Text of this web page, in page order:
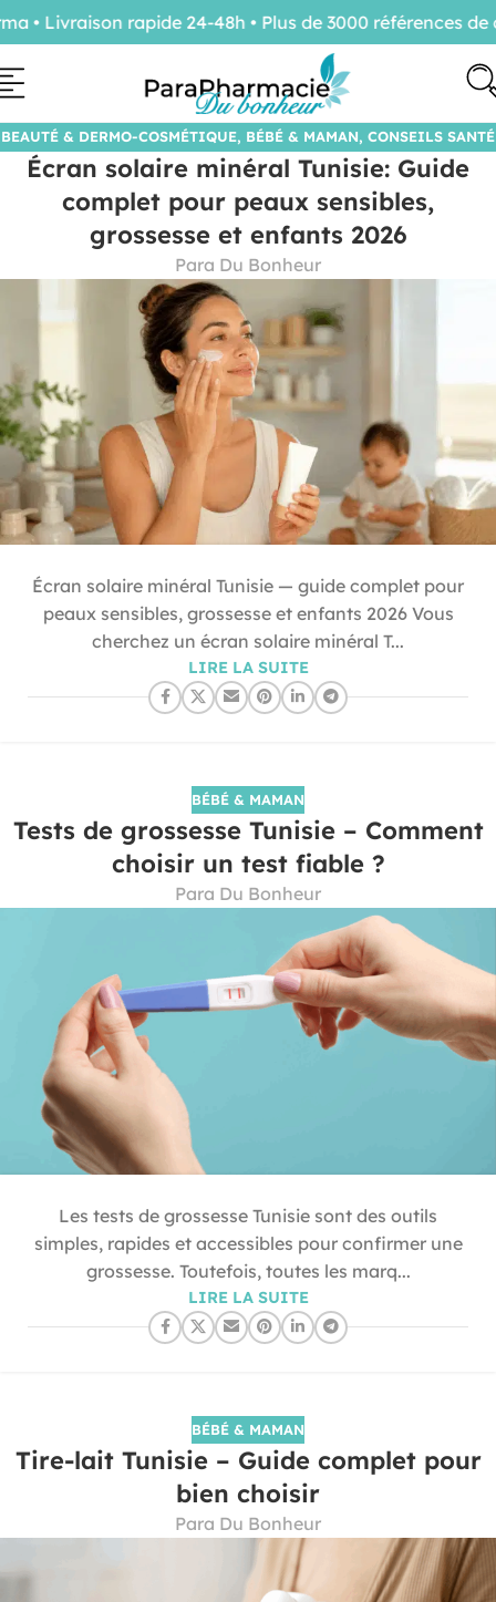
BEAUTÉ & DERMO-COSMÉTIQUE, BÉBÉ & MAMAN, CONSEILS SANTÉ
& ASTUCES
Écran solaire minéral Tunisie: Guide
complet pour peaux sensibles,
grossesse et enfants 2026
Para Du Bonheur
Écran solaire minéral Tunisie — guide complet pour
peaux sensibles, grossesse et enfants 2026 Vous
cherchez un écran solaire minéral T...
LIRE LA SUITE
BÉBÉ & MAMAN
Tests de grossesse Tunisie – Comment
choisir un test fiable ?
Para Du Bonheur
Les tests de grossesse Tunisie sont des outils
simples, rapides et accessibles pour confirmer une
grossesse. Toutefois, toutes les marq...
LIRE LA SUITE
BÉBÉ & MAMAN
Tire-lait Tunisie – Guide complet pour
bien choisir
Para Du Bonheur
Livraison rapide 24-48h • Plus de 3000 références de